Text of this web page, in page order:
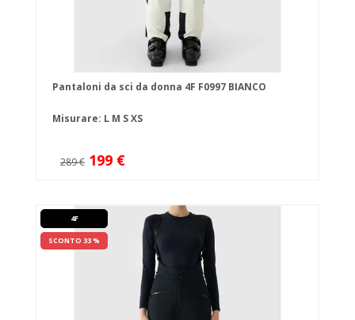
Pantaloni da sci da donna 4F F0997 BIANCO
Misurare: L M SXS
289 € 199 €
4F
SCONTO 33 %